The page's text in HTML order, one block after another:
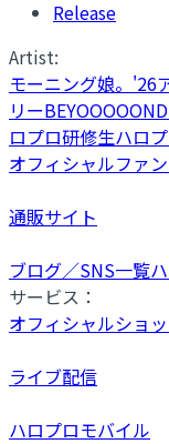
Release
Artist:
モーニング娘。'26
リー
ロプロ研修生ハロ
オフィシャルファ
通販サイト
ブログ／SNS一覧
サービス：
オフィシャルショ
ライブ配信
ハロプロモバイル